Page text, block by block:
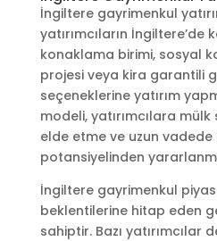
İngiltere gayrimenkul
yatırımcıların İngiltere’de
konaklama birimi, sosyal
projesi veya kira garantili
seçeneklerine yatırım
modeli, yatırımcılara
elde etme ve uzun vadede
potansiyelinden
İngiltere gayrimenkul
beklentilerine hitap eden
sahiptir. Bazı yatırımcılar